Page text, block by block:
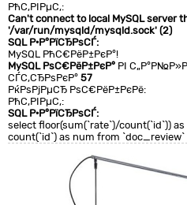
РћС‚РІРµС‚:
Can't connect to local MySQL server
'/var/run/mysqld/mysqld.sock' (2)
SQL Р·Р°РїСЂРѕСЃ:
MySQL РћС€РёР±РєР°!
MySQL РѕС€РёР±РєР° РІ
СЃС‚СЂРѕРєР° 57
РќРѕРјРµСЂ РѕС€РёР±РєРё:
РћС‚РІРµС‚:
SQL Р·Р°РїСЂРѕСЃ:
select floor(sum(`rate`)/count(`id`))
count(`id`) as num from